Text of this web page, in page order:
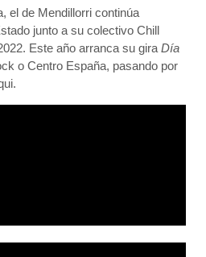
el de Mendillorri continúa
junto a su colectivoChill
Este año arranca su giraDía
o Centro España, pasando por